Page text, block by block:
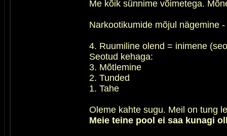
Me kõik sünnime võimetega.
Narkootikumide mõjul nägemine
4. Ruumiline olend = inimene
Seotud kehaga:
3. Mõtlemine
2. Tunded
1. Tahe
Oleme kahte sugu. Meil on tung
Meie teine pool ei saa kunagi